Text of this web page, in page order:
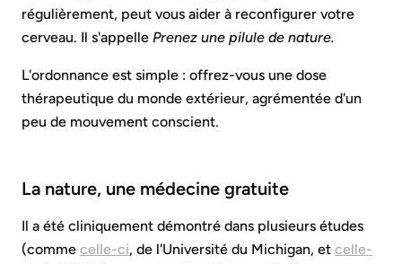
régulièrement, peut vous aider à reconfigurer votre
cerveau. Il s'appelle Prenez une pilule de nature.
L'ordonnance est simple : offrez-vous une dose
thérapeutique du monde extérieur, agrémentée d'un
peu de mouvement conscient.
La nature, une médecine gratuite
Il a été cliniquement démontré dans plusieurs études
(comme celle-ci, de l'Université du Michigan, et celle-